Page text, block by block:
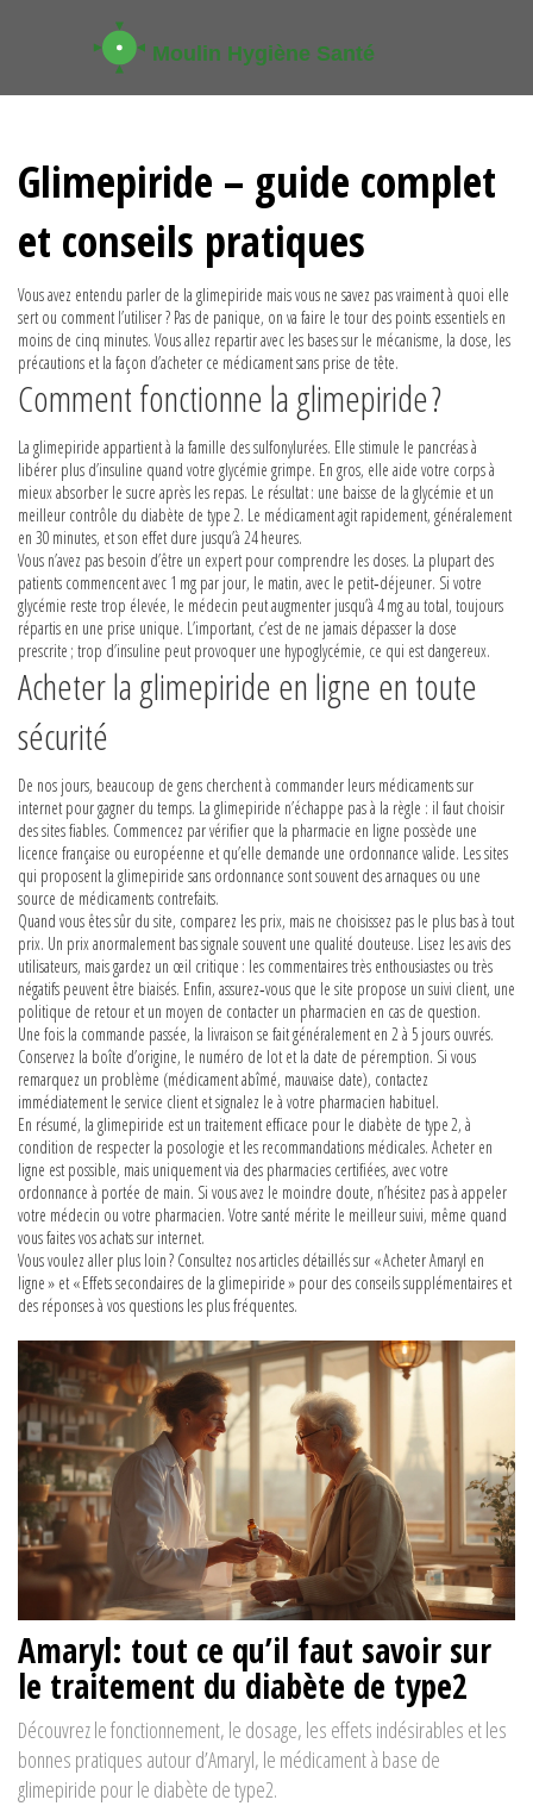
Glimepiride – guide complet
et conseils pratiques
Vous avez entendu parler de la glimepiride mais vous ne savez pas vraiment à quoi elle
sert ou comment l’utiliser ? Pas de panique, on va faire le tour des points essentiels en
moins de cinq minutes. Vous allez repartir avec les bases sur le mécanisme, la dose, les
précautions et la façon d’acheter ce médicament sans prise de tête.
Comment fonctionne la glimepiride ?
La glimepiride appartient à la famille des sulfonylurées. Elle stimule le pancréas à
libérer plus d’insuline quand votre glycémie grimpe. En gros, elle aide votre corps à
mieux absorber le sucre après les repas. Le résultat : une baisse de la glycémie et un
meilleur contrôle du diabète de type 2. Le médicament agit rapidement, généralement
en 30 minutes, et son effet dure jusqu’à 24 heures.
Vous n’avez pas besoin d’être un expert pour comprendre les doses. La plupart des
patients commencent avec 1 mg par jour, le matin, avec le petit‑déjeuner. Si votre
glycémie reste trop élevée, le médecin peut augmenter jusqu’à 4 mg au total, toujours
répartis en une prise unique. L’important, c’est de ne jamais dépasser la dose
prescrite ; trop d’insuline peut provoquer une hypoglycémie, ce qui est dangereux.
Acheter la glimepiride en ligne en toute
sécurité
De nos jours, beaucoup de gens cherchent à commander leurs médicaments sur
internet pour gagner du temps. La glimepiride n’échappe pas à la règle : il faut choisir
des sites fiables. Commencez par vérifier que la pharmacie en ligne possède une
licence française ou européenne et qu’elle demande une ordonnance valide. Les sites
qui proposent la glimepiride sans ordonnance sont souvent des arnaques ou une
source de médicaments contrefaits.
Quand vous êtes sûr du site, comparez les prix, mais ne choisissez pas le plus bas à tout
prix. Un prix anormalement bas signale souvent une qualité douteuse. Lisez les avis des
utilisateurs, mais gardez un œil critique : les commentaires très enthousiastes ou très
négatifs peuvent être biaisés. Enfin, assurez‑vous que le site propose un suivi client, une
politique de retour et un moyen de contacter un pharmacien en cas de question.
Une fois la commande passée, la livraison se fait généralement en 2 à 5 jours ouvrés.
Conservez la boîte d’origine, le numéro de lot et la date de péremption. Si vous
remarquez un problème (médicament abîmé, mauvaise date), contactez
immédiatement le service client et signalez le à votre pharmacien habituel.
En résumé, la glimepiride est un traitement efficace pour le diabète de type 2, à
condition de respecter la posologie et les recommandations médicales. Acheter en
ligne est possible, mais uniquement via des pharmacies certifiées, avec votre
ordonnance à portée de main. Si vous avez le moindre doute, n’hésitez pas à appeler
votre médecin ou votre pharmacien. Votre santé mérite le meilleur suivi, même quand
vous faites vos achats sur internet.
Vous voulez aller plus loin ? Consultez nos articles détaillés sur « Acheter Amaryl en
ligne » et « Effets secondaires de la glimepiride » pour des conseils supplémentaires et
des réponses à vos questions les plus fréquentes.
Amaryl: tout ce qu’il faut savoir sur
le traitement du diabète de type2
Découvrez le fonctionnement, le dosage, les effets indésirables et les
bonnes pratiques autour d’Amaryl, le médicament à base de
glimepiride pour le diabète de type2.